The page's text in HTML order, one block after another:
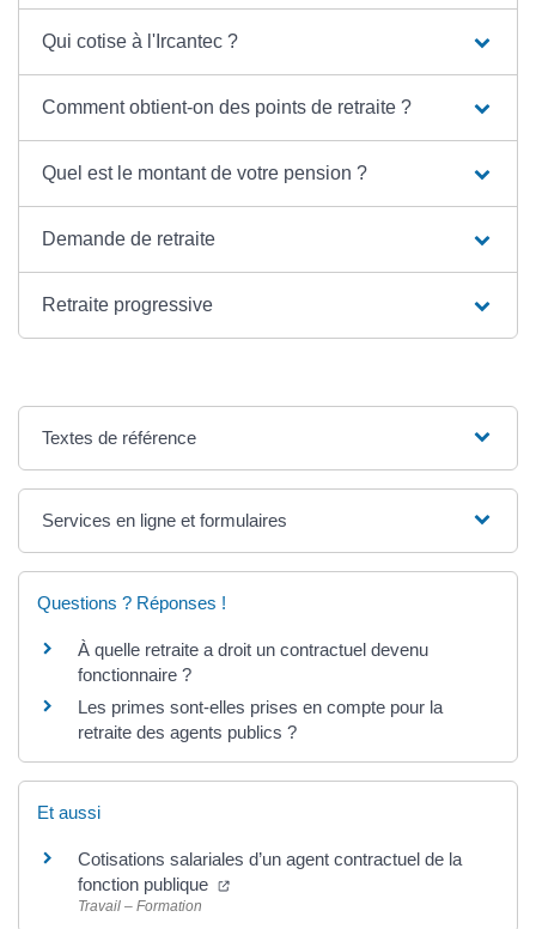
Qui cotise à l'Ircantec ?
Comment obtient-on des points de retraite ?
Quel est le montant de votre pension ?
Demande de retraite
Retraite progressive
Textes de référence
Services en ligne et formulaires
Questions ? Réponses !
À quelle retraite a droit un contractuel devenu
fonctionnaire ?
Les primes sont-elles prises en compte pour la
retraite des agents publics ?
Et aussi
Cotisations salariales d’un agent contractuel de la
fonction publique
Travail – Formation